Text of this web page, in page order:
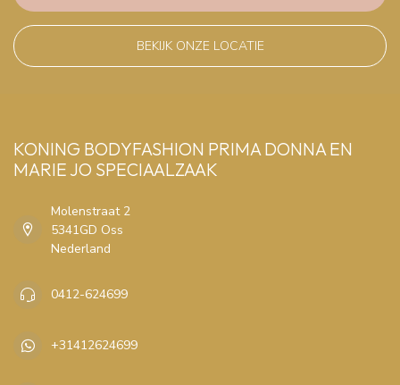
BEKIJK ONZE LOCATIE
KONING BODYFASHION PRIMA DONNA EN
MARIE JO SPECIAALZAAK
Molenstraat 2
5341GD Oss
Nederland
0412-624699
+31412624699